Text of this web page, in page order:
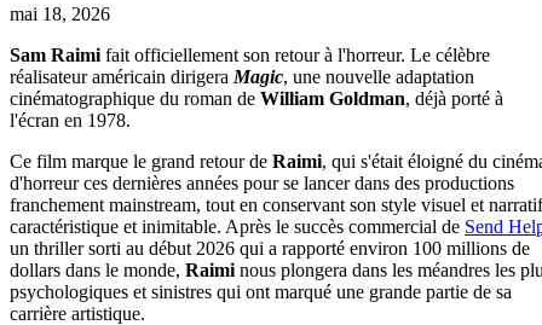
mai 18, 2026
Sam Raimi fait officiellement son retour à l'horreur. Le célèbre
réalisateur américain dirigera Magic, une nouvelle adaptation
cinématographique du roman de William Goldman, déjà porté à
l'écran en 1978.
Ce film marque le grand retour de Raimi, qui s'était éloigné du
d'horreur ces dernières années pour se lancer dans des productions
franchement mainstream, tout en conservant son style visuel et narratif
caractéristique et inimitable. Après le succès commercial de Send
un thriller sorti au début 2026 qui a rapporté environ 100 millions de
dollars dans le monde, Raimi nous plongera dans les méandres les
psychologiques et sinistres qui ont marqué une grande partie de sa
carrière artistique.